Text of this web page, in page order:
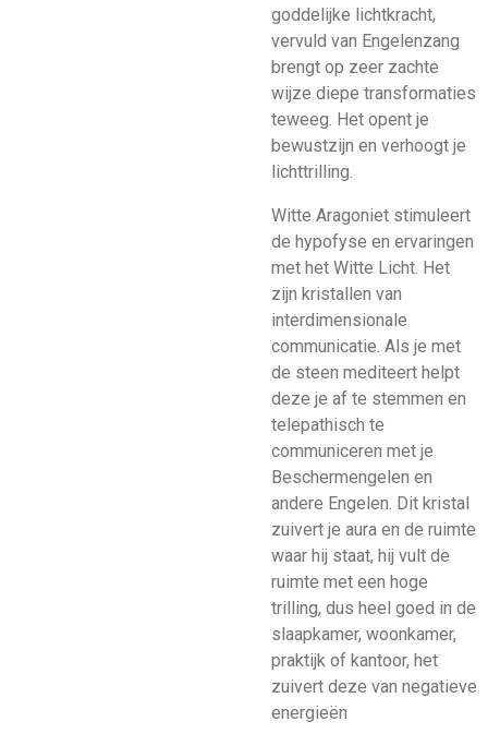
goddelijke lichtkracht,
vervuld van Engelenzang
brengt op zeer zachte
wijze diepe transformaties
teweeg. Het opent je
bewustzijn en verhoogt je
lichttrilling.
Witte Aragoniet stimuleert
de hypofyse en ervaringen
met het Witte Licht. Het
zijn kristallen van
interdimensionale
communicatie. Als je met
de steen mediteert helpt
deze je af te stemmen en
telepathisch te
communiceren met je
Beschermengelen en
andere Engelen. Dit kristal
zuivert je aura en de ruimte
waar hij staat, hij vult de
ruimte met een hoge
trilling, dus heel goed in de
slaapkamer, woonkamer,
praktijk of kantoor, het
zuivert deze van negatieve
energieën